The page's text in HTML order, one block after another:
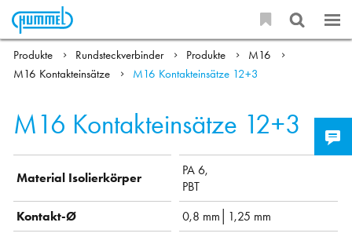
Produkte Rundsteckverbinder Produkte
M16
M16 Kontakteinsätze
M16 Kontakteinsätze 12+3
M16 Kontakteinsätze 12+3
Material Isolierkörper
PA 6,
PBT
Kontakt-Ø
0,8 mm│1,25 mm